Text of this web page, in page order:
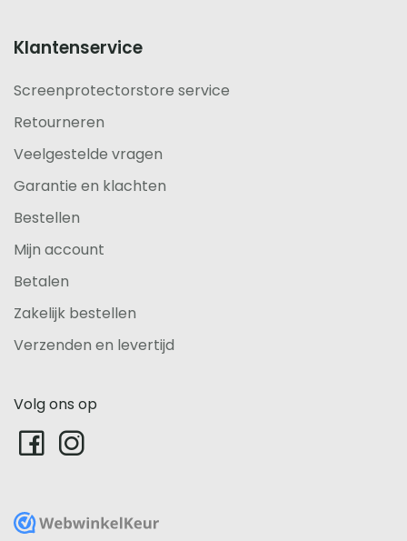
Klantenservice
Screenprotectorstore service
Retourneren
Veelgestelde vragen
Garantie en klachten
Bestellen
Mijn account
Betalen
Zakelijk bestellen
Verzenden en levertijd
Volg ons op
WebwinkelKeur